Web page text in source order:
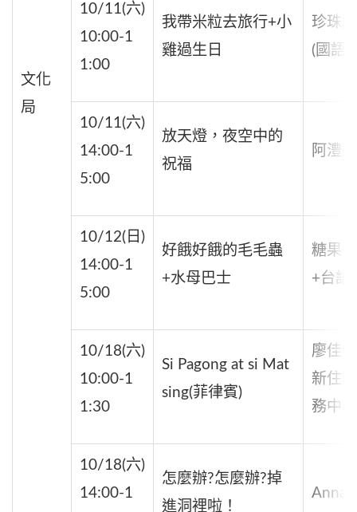
文化
局
10/11(六)
10:00-1
1:00
我帶米粒去旅行+小
雞過生日
珍珠
(國語)
10/11(六)
14:00-1
5:00
放天燈，夜空中的
祝福
阿澧
10/12(日)
14:00-1
5:00
好餓好餓的毛毛蟲
+水母巴士
糖果+
+台語)
10/18(六)
10:00-1
1:30
Si Pagong at si Mat
sing(菲律賓)
廖佳
新住
務中
10/18(六)
14:00-1
怎麼辦?怎麼辦?掉
進洞裡啦！
Anna(